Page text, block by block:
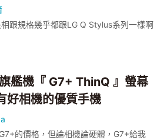
跟規格幾乎都跟LG Q Stylus系列一樣啊
艦機『 G7+ ThinQ 』螢幕
好相機的優質手機
的價格，但論相機論硬體，G7+給我